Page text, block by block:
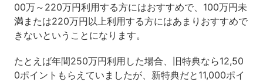
00万～220万円利用する方にはおすすめで、100万円未
満または220万円以上利用する方にはあまりおすすめで
きないということになります。
たとえば年間250万円利用した場合、旧特典なら12,50
0ポイントもらえていましたが、新特典だと11,000ポイ